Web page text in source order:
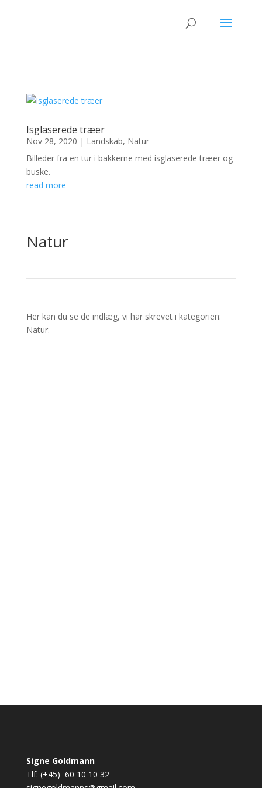
Isglaserede træer
Nov 28, 2020 | Landskab, Natur
Billeder fra en tur i bakkerne med isglaserede træer og
buske.
read more
Natur
Her kan du se de indlæg, vi har skrevet i kategorien:
Natur.
Signe Goldmann
Tlf: (+45) 60 10 10 32